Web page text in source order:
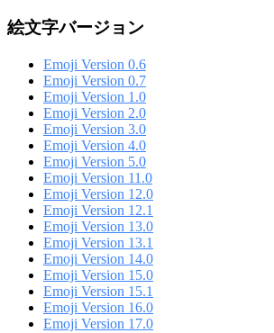
絵文字バージョン
Emoji Version 0.6
Emoji Version 0.7
Emoji Version 1.0
Emoji Version 2.0
Emoji Version 3.0
Emoji Version 4.0
Emoji Version 5.0
Emoji Version 11.0
Emoji Version 12.0
Emoji Version 12.1
Emoji Version 13.0
Emoji Version 13.1
Emoji Version 14.0
Emoji Version 15.0
Emoji Version 15.1
Emoji Version 16.0
Emoji Version 17.0